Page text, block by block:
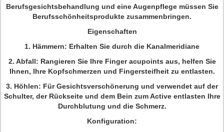
Berufsgesichtsbehandlung und eine Augenpflege müssen Sie
Berufsschönheitsprodukte zusammenbringen.
Eigenschaften
1. Hämmern: Erhalten Sie durch die Kanalmeridiane
2. Abfall: Rangieren Sie Ihre Finger acupoints aus, helfen Sie
Ihnen, Ihre Kopfschmerzen und Fingersteifheit zu entlasten.
3. Höhlen: Für Gesichtsverschönerung und verwendet auf der
Schulter, der Rückseite und dem Bein zum Active entlasten Ihre
Durchblutung und die Schmerz.
Konfiguration: